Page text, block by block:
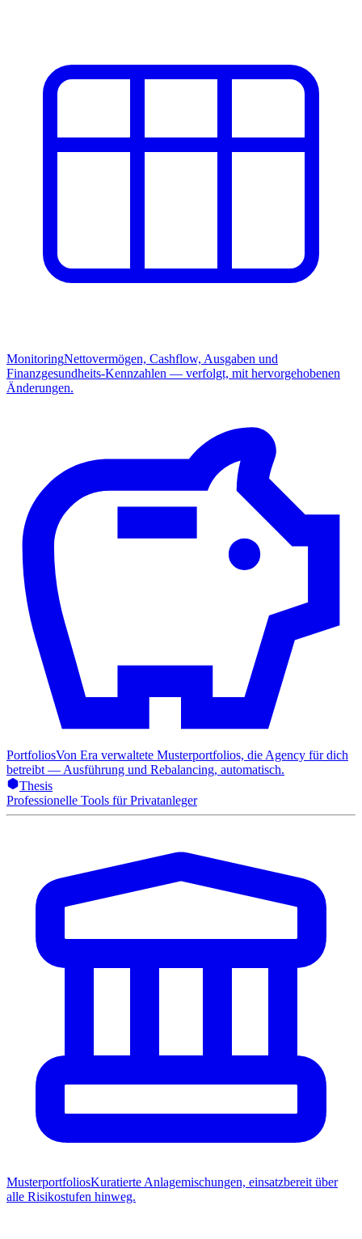
MonitoringNettovermögen, Cashflow, Ausgaben und
Finanzgesundheits-Kennzahlen — verfolgt, mit hervorgehobenen
Änderungen.
PortfoliosVon Era verwaltete Musterportfolios, die Agency für dich
betreibt — Ausführung und Rebalancing, automatisch.
Thesis
Professionelle Tools für Privatanleger
MusterportfoliosKuratierte Anlagemischungen, einsatzbereit über
alle Risikostufen hinweg.